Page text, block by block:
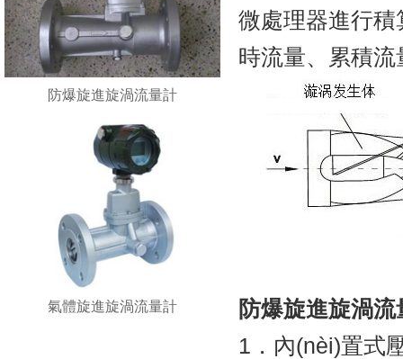
防爆旋進旋渦流量計
氣體旋進旋渦流量計
微處理器進行積
時流量、累積流量
防爆旋進旋渦流
1．內(nèi)置式壓